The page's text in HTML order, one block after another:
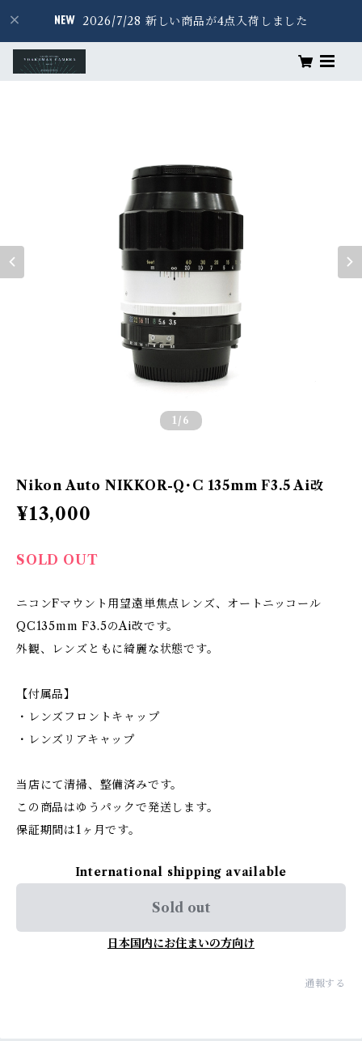
2026/7/28 新しい商品が4点入荷しました
1 /6
Nikon Auto NIKKOR-Q･C 135mm F3.5 Ai改
¥13,000
SOLD OUT
ニコンFマウント用望遠単焦点レンズ、オートニッコール
QC135mm F3.5のAi改です。
外観、レンズともに綺麗な状態です。
【付属品】
・レンズフロントキャップ
・レンズリアキャップ
当店にて清掃、整備済みです。
この商品はゆうパックで発送します。
保証期間は1ヶ月です。
International shipping available
Sold out
日本国内にお住まいの方向け
通報する